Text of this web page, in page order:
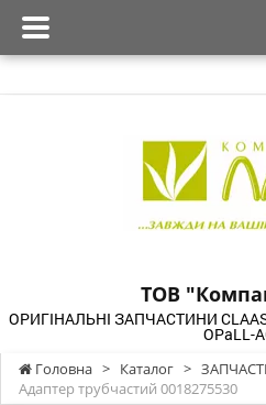
ТОВ
ОРИГІНАЛЬНІ ЗАПЧАСТИНИ CLAAS,
OPaLL-
Головна > Каталог >
Адаптер трубчастий 0018275530